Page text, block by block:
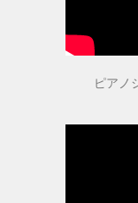
ピアノ